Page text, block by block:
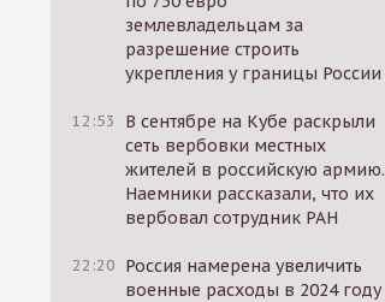
землевладельцам за
разрешение строить
укрепления у границы России
12:53
В сентябре на Кубе раскрыли
сеть вербовки местных
жителей в российскую армию.
Наемники рассказали, что их
вербовал сотрудник РАН
22:20 Россия намерена увеличить
военные расходы в 2024 году